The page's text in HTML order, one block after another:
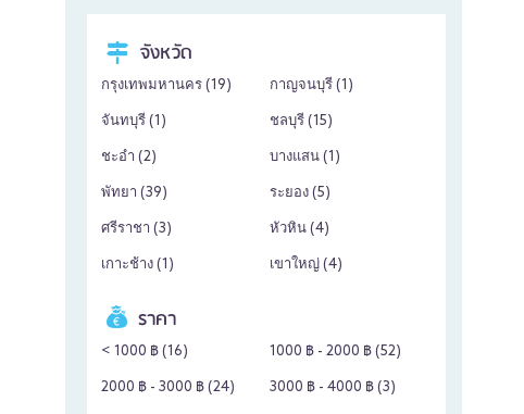
จังหวัด
กรุงเทพมหานคร (19) กาญจนบุรี (1 )
จันทบุรี (1 ) ชลบุรี (15)
ชะอำ (2) บางแสน (1 )
พัทยา (39) ระยอง (5)
ศรีราชา (3) หัวหิน (4)
เกาะช้าง (1 ) เขาใหญ่ (4)
ราคา
< 1000 ฿ (16) 1000 ฿ - 2000 ฿ (52)
2000 ฿ - 3000 ฿ (24) 3000 ฿ - 4000 ฿ (3)